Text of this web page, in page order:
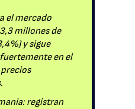
el mercado
millones de
y sigue
en el
registran